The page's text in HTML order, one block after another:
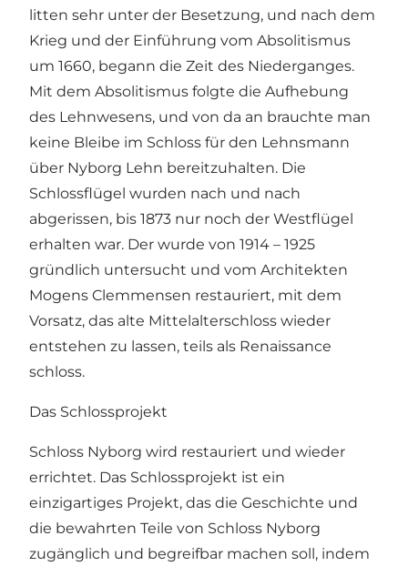
litten sehr unter der Besetzung, und nach dem
Krieg und der Einführung vom Absolitismus
um 1660, begann die Zeit des Niederganges.
Mit dem Absolitismus folgte die Aufhebung
des Lehnwesens, und von da an brauchte man
keine Bleibe im Schloss für den Lehnsmann
über Nyborg Lehn bereitzuhalten. Die
Schlossflügel wurden nach und nach
abgerissen, bis 1873 nur noch der Westflügel
erhalten war. Der wurde von 1914 – 1925
gründlich untersucht und vom Architekten
Mogens Clemmensen restauriert, mit dem
Vorsatz, das alte Mittelalterschloss wieder
entstehen zu lassen, teils als Renaissance
schloss.
Das Schlossprojekt
Schloss Nyborg wird restauriert und wieder
errichtet. Das Schlossprojekt ist ein
einzigartiges Projekt, das die Geschichte und
die bewahrten Teile von Schloss Nyborg
zugänglich und begreifbar machen soll, indem